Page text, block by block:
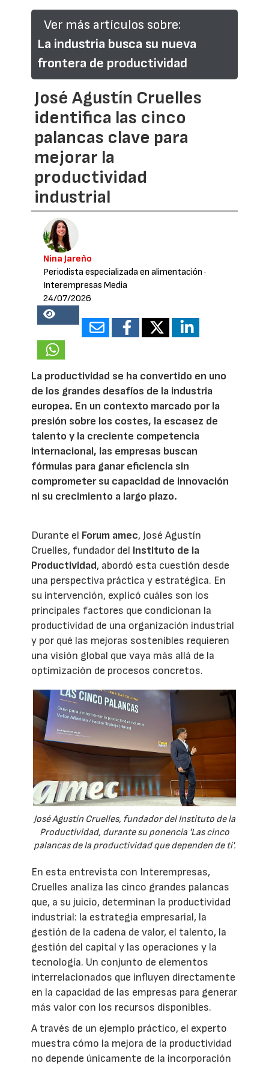
Ver más artículos sobre:
La industria busca su nueva
frontera de productividad
José Agustín Cruelles
identifica las cinco
palancas clave para
mejorar la
productividad
industrial
Nina Jareño
Periodista especializada en alimentación ·
Interempresas Media
24/07/2026
19804
La productividad se ha convertido en uno
de los grandes desafíos de la industria
europea. En un contexto marcado por la
presión sobre los costes, la escasez de
talento y la creciente competencia
internacional, las empresas buscan
fórmulas para ganar eficiencia sin
comprometer su capacidad de innovación
ni su crecimiento a largo plazo.
Durante el Forum amec, José Agustín
Cruelles, fundador del Instituto de la
Productividad, abordó esta cuestión desde
una perspectiva práctica y estratégica. En
su intervención, explicó cuáles son los
principales factores que condicionan la
productividad de una organización industrial
y por qué las mejoras sostenibles requieren
una visión global que vaya más allá de la
optimización de procesos concretos.
José Agustín Cruelles, fundador del Instituto de la
Productividad, durante su ponencia 'Las cinco
palancas de la productividad que dependen de ti'.
En esta entrevista con Interempresas,
Cruelles analiza las cinco grandes palancas
que, a su juicio, determinan la productividad
industrial: la estrategia empresarial, la
gestión de la cadena de valor, el talento, la
gestión del capital y las operaciones y la
tecnología. Un conjunto de elementos
interrelacionados que influyen directamente
en la capacidad de las empresas para generar
más valor con los recursos disponibles.
A través de un ejemplo práctico, el experto
muestra cómo la mejora de la productividad
no depende únicamente de la incorporación